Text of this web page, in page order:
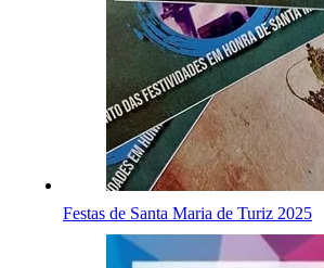
Festas de Santa Maria de Turiz 2025